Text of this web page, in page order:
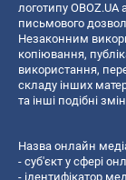
логотипу OBOZ.UA
письмового
Незаконним
копiювання,
використання,
складу інших
та інші подібні
Назва онлайн
- суб'єкт у сфері
- ідентифікатор